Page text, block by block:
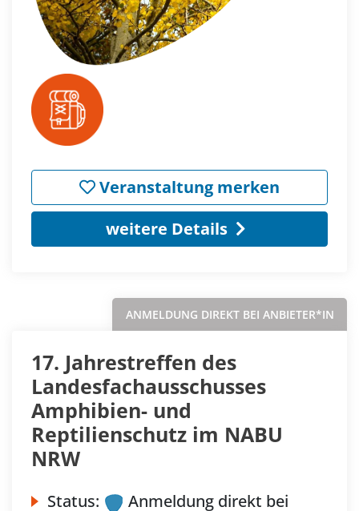
Veranstaltung merken
weitere Details
ANMELDUNG DIREKT BEI ANBIETER*IN
17. Jahrestreffen des
Landesfachausschusses
Amphibien- und
Reptilienschutz im NABU
NRW
Status:
Anmeldung direkt bei